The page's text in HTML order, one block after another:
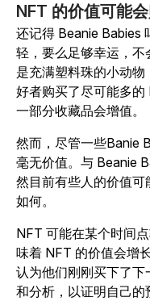
NFT 的价值可能
还记得 Beanie Babies
轻，要么足够幸运，
是充满塑料珠的小动
好者购买了尽可能多
一部分收藏品会增值。
然而，尽管一些Banie
毫无价值。与 Beanie
然目前有些人的价值
如何。
NFT 可能在某个时间
味着 NFT 的价值会增
认为他们刚刚买下了
和分析，以证明自己的